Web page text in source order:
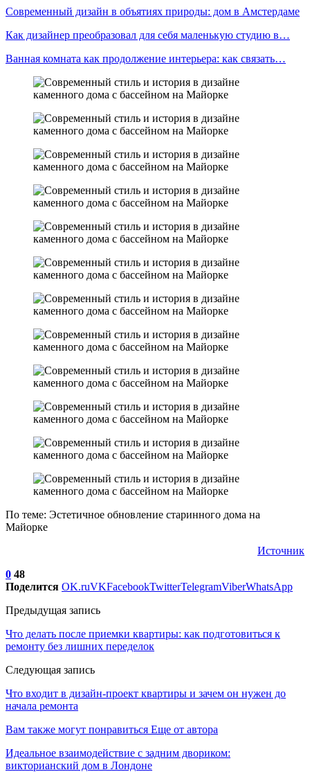
Современный дизайн в объятиях природы: дом в Амстердаме
Как дизайнер преобразовал для себя маленькую студию в…
Ванная комната как продолжение интерьера: как связать…
По теме: Эстетичное обновление старинного дома на
Майорке
Источник
0 48
Поделится OK.ruVKFacebookTwitterTelegramViberWhatsApp
Предыдущая запись
Что делать после приемки квартиры: как подготовиться к
ремонту без лишних переделок
Следующая запись
Что входит в дизайн-проект квартиры и зачем он нужен до
начала ремонта
Вам также могут понравиться Еще от автора
Идеальное взаимодействие с задним двориком:
викторианский дом в Лондоне